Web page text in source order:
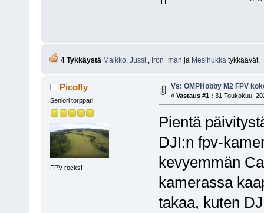
4 Tykkäystä Maikko, Jussi. Iron_man ja Mesihukka tykkäävät.
Picofly
Seniori torppari
FPV rocks!
Vs: OMPHobby M2 FPV
« Vastaus #1 : 31 Toukokuu,
Pientä
DJI:n fpv-
kevyemmän
kamerassa
takaa, kuten